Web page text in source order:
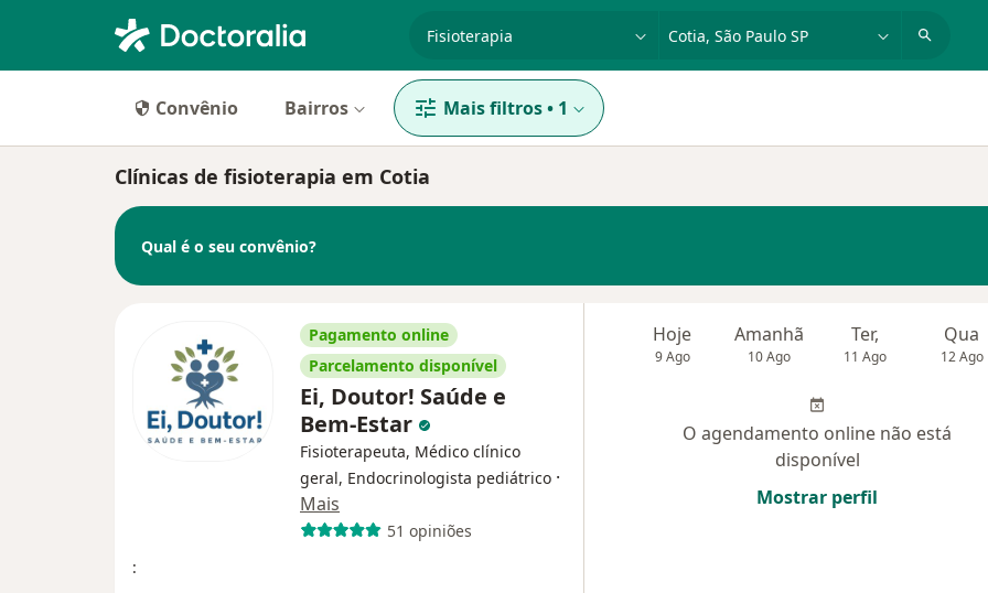
Convênio Bairros Mais filtros• 1
Clínicas de fisioterapia em Cotia
Qual é o seu convênio?
Pagamento online
Parcelamento disponível
Ei, Doutor! Saúde e
Bem-Estar
Fisioterapeuta, Médico clínico
geral, Endocrinologista pediátrico ·
Mais
51 opiniões
:
Hoje
9 Ago
Amanhã
10 Ago
Ter,
11 Ago
Qua
12 Ago
O agendamento online não está
disponível
Mostrar perfil